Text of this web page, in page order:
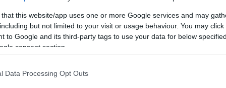
that this website/app uses one or more Google services and may
but not limited to your visit or usage behaviour. You may
to Google and its third-party tags to use your data for below
consent section.
Data Processing Opt Outs
előtt a Borderlands filmet!
17:00
kerül mozikba a Borderlands videojáték adaptációja,